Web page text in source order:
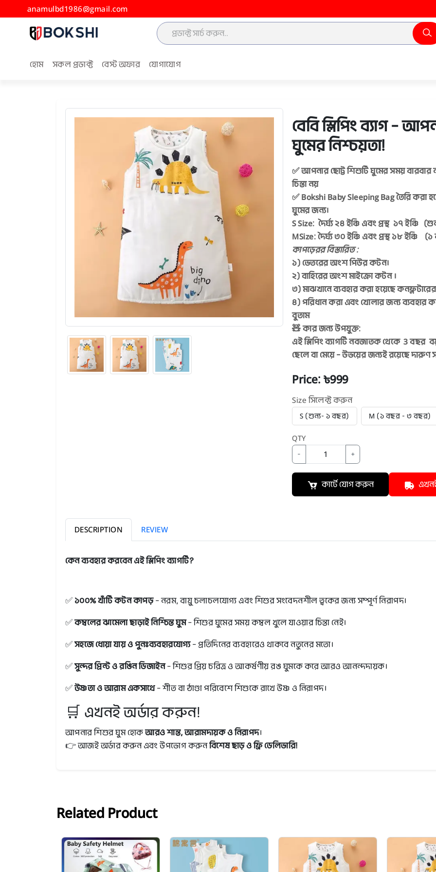
anamulbd1986@gmail.com
হোম সকল প্রডাক্ট বেস্ট অফার যোগাযোগ
বেবি স্লিপিং ব্যাগ –
ঘুমের নিশ্চয়তা!
✅ আপনার ছোট্ট শিশুটি ঘুমের সময়
চিন্তা নয়
✅ Bokshi Baby Sleeping Bag তৈরি করা
ঘুমের জন্য।
S Size: দৈর্ঘ্য ২৪ ইঞ্চি এবং প্রস্থ ১৭ ইঞ্চি
MSize: দৈর্ঘ্য ৩০ ইঞ্চি এবং প্রস্থ ১৮ ইঞ্চি
কাপড়েরর বিস্তারিত :
১) ভেতরের অংশ পিউর কটন।
২) বাহিরের অংশ মাইক্রো কটন ।
৩) মাঝখানে ব্যবহার করা হয়েছে
৪) পরিধান করা এবং খোলার জন্য ব্যবহার
বুতাম
🧸 কার জন্য উপযুক্ত:
এই স্লিপিং ব্যাগটি নবজাতক থেকে 3 বছর
ছেলে বা মেয়ে – উভয়ের জন্যই রয়েছে
Price: ৳999
Size সিলেক্ট করুন
S (শুন্য- ১ বছর) M (১ বছর - ৩ বছর)
QTY
-
+
কার্টে যোগ করুন
DESCRIPTION REVIEW
কেন ব্যবহার করবেন এই স্লিপিং ব্যাগটি?
✅ ১০০% খাঁটি কটন কাপড়– নরম, বায়ু চলাচলযোগ্য এবং শিশুর সংবেদনশীল ত্বকের জন্য সম্পূর্ণ নিরাপদ।
✅কম্বলের ঝামেলা ছাড়াই নিশ্চিন্ত ঘুম– শিশুর ঘুমের সময় কম্বল খুলে যাওয়ার চিন্তা নেই।
✅সহজে ধোয়া যায় ও পুনঃব্যবহারযোগ্য– প্রতিদিনের ব্যবহারেও থাকবে নতুনের মতো।
✅সুন্দর প্রিন্ট ও রঙিন ডিজাইন– শিশুর প্রিয় চরিত্র ও আকর্ষণীয় রঙ ঘুমকে করে আরও আনন্দদায়ক।
✅উষ্ণতা ও আরাম একসাথে– শীত বা ঠাণ্ডা পরিবেশে শিশুকে রাখে উষ্ণ ও নিরাপদ।
🛒 এখনই অর্ডার করুন!
আপনার শিশুর ঘুম হোকআরও শান্ত, আরামদায়ক ও নিরাপদ।
👉 আজই অর্ডার করুন এবং উপভোগ করুনবিশেষ ছাড় ও ফ্রি ডেলিভারি!
Related Product